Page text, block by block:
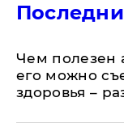
Чем полезен
его можно
здоровья –